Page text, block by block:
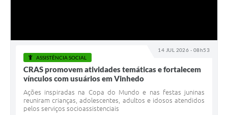
14 JUL 2026 - 08h53
ASSISTÊNCIA SOCIAL
CRAS promovem atividades temáticas e fortalecem
vínculos com usuários em Vinhedo
Ações inspiradas na Copa do Mundo e nas festas juninas
reuniram crianças, adolescentes, adultos e idosos atendidos
pelos serviços socioassistenciais